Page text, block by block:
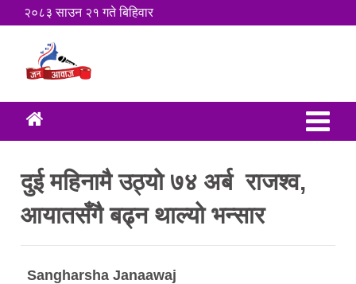
२०८३ साउन २१ गते बिहिवार
दुई महिनामै उठ्यो ७४ अर्ब राजश्व,
आयातसँगै बढ्न थाल्यो भन्सार
Sangharsha Janaawaj